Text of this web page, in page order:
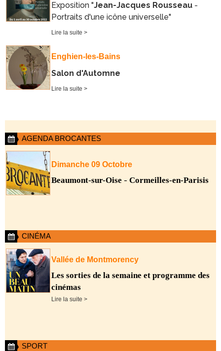
Exposition "Jean-Jacques Rousseau -
Portraits d'une icône universelle"
Lire la suite >
Enghien-les-Bains
Salon d'Automne
Lire la suite >
AGENDA BROCANTES
Dimanche 09 Octobre
Beaumont-sur-Oise - Cormeilles-en-Parisis
CINÉMA
Vallée de Montmorency
Les sorties de la semaine et programme des
cinémas
Lire la suite >
SPORT